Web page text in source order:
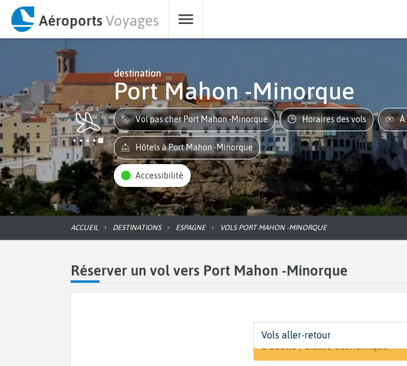
AéroportsVoyages
destination
Port Mahon -Minorque
Vol pas cher Port Mahon -Minorque Horaires des vols
Hôtels à Port Mahon -Minorque
Accessibilité
ACCUEIL DESTINATIONS ESPAGNE VOLS PORT MAHON -MINORQUE
Réserver un vol vers Port Mahon -Minorque
Départ
De...
Dates
Dates de votre voyage
Voyageurs | Classe
1 adulte | Classe économique
Vols aller-retour